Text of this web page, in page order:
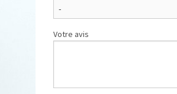
Votre avis